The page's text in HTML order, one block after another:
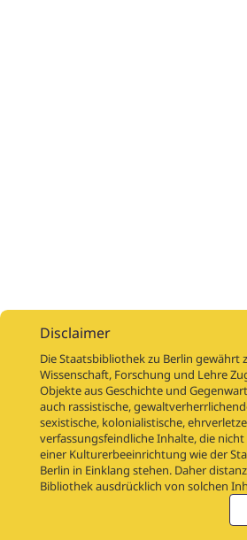
DigitalisierungsaufträgeÜber
DigiworkflowWeitere
Kontakt
Nutzungsbedingungen
Startseite der SBB
Stabikat
Weitere Kataloge der SBB
Disclaimer
Die Staatsbibliothek zu Berlin gewährt
Wissenschaft, Forschung und Lehre
Objekte aus Geschichte und
auch rassistische,
sexistische, kolonialistische,
verfassungsfeindliche Inhalte, die
einer Kulturerbeeinrichtung wie der
Berlin in Einklang stehen. Daher
Bibliothek ausdrücklich von solchen